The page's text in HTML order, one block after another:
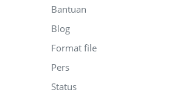
Bantuan
Blog
Format file
Pers
Status